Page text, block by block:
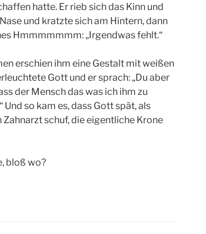
hatte. Er rieb sich das Kinn und
und kratzte sich am Hintern, dann
Hmmmmmmm: „Irgendwas fehlt.“
erschien ihm eine Gestalt mit weißen
Gott und er sprach: „Du aber
der Mensch das was ich ihm zu
Und so kam es, dass Gott spät, als
schuf, die eigentliche Krone
bloß wo?